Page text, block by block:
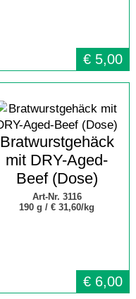
€ 5,00
Bratwurstgehäck
mit DRY-Aged-
Beef (Dose)
Art-Nr. 3116
190 g /€ 31,60/kg
€ 6,00